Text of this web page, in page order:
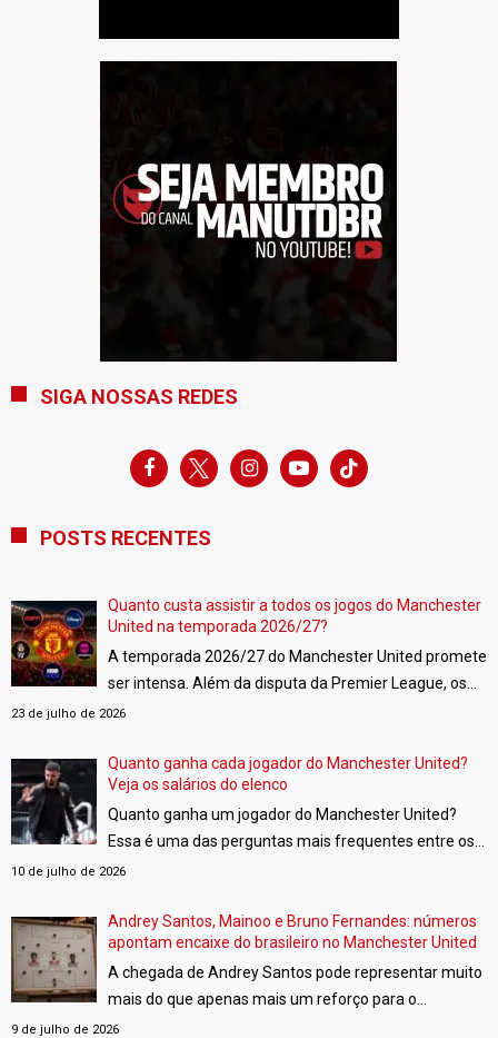
SIGA NOSSAS REDES
facebook
x instagramyoutube-
play
tiktok
POSTS RECENTES
Quanto custa assistir a todos os jogos do Manchester
United na temporada 2026/27?
A temporada 2026/27 do Manchester United promete
ser intensa. Além da disputa da Premier League, os
Red Devils estarão de volta à UEFA Champions
Liga Inglesa.[…]
23 de julho de 2026
Quanto ganha cada jogador do Manchester United?
Veja os salários do elenco
Quanto ganha um jogador do Manchester United?
Essa é uma das perguntas mais frequentes entre os
torcedores. Embora o clube não divulgue oficialmente
especializadas fazem estimativas com base em
documentos públicos, demonstrações financeiras e
informações de mercado.[…]
10 de julho de 2026
Andrey Santos, Mainoo e Bruno Fernandes: números
apontam encaixe do brasileiro no Manchester United
A chegada de Andrey Santos pode representar muito
mais do que apenas mais um reforço para o
Manchester United. Os dados da DataMB indicam que
9 de julho de 2026